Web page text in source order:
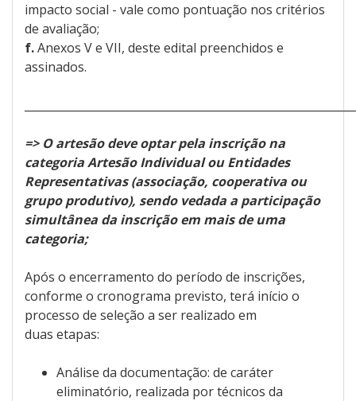
impacto social - vale como pontuação nos critérios
de avaliação;
f.Anexos V e VII, deste edital preenchidos e
assinados.
=> O artesão deve optar pela inscrição na
categoria Artesão Individual ou Entidades
Representativas (associação, cooperativa ou
grupo produtivo), sendo vedada a participação
simultânea da inscrição em mais de uma
categoria;
Após o encerramento do período de inscrições,
conforme o cronograma previsto, terá início o
processo de seleção a ser realizado em
duas etapas:
Análise da documentação: de caráter
eliminatório, realizada por técnicos da